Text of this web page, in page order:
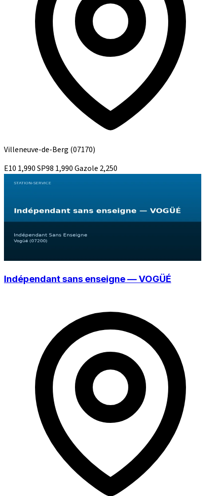
Villeneuve-de-Berg (07170)
E10 1,990SP98 1,990Gazole 2,250
Indépendant sans enseigne — VOGÜÉ